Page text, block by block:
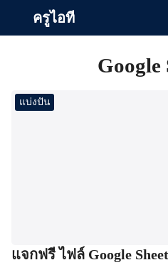
ครูไอที
Google
แบ่งปัน
แจกฟรี ไฟล์ Google